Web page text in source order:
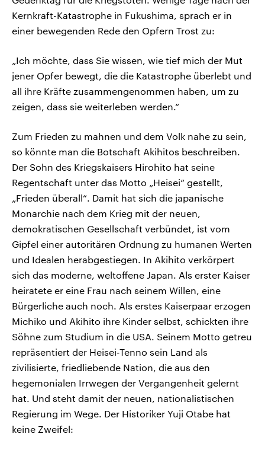
Kernkraft-Katastrophe in Fukushima, sprach er in
einer bewegenden Rede den Opfern Trost zu:
„Ich möchte, dass Sie wissen, wie tief mich der Mut
jener Opfer bewegt, die die Katastrophe überlebt und
all ihre Kräfte zusammengenommen haben, um zu
zeigen, dass sie weiterleben werden.“
Zum Frieden zu mahnen und dem Volk nahe zu sein,
so könnte man die Botschaft Akihitos beschreiben.
Der Sohn des Kriegskaisers Hirohito hat seine
Regentschaft unter das Motto „Heisei“ gestellt,
„Frieden überall“. Damit hat sich die japanische
Monarchie nach dem Krieg mit der neuen,
demokratischen Gesellschaft verbündet, ist vom
Gipfel einer autoritären Ordnung zu humanen Werten
und Idealen herabgestiegen. In Akihito verkörpert
sich das moderne, weltoffene Japan. Als erster Kaiser
heiratete er eine Frau nach seinem Willen, eine
Bürgerliche auch noch. Als erstes Kaiserpaar erzogen
Michiko und Akihito ihre Kinder selbst, schickten ihre
Söhne zum Studium in die USA. Seinem Motto getreu
repräsentiert der Heisei-Tenno sein Land als
zivilisierte, friedliebende Nation, die aus den
hegemonialen Irrwegen der Vergangenheit gelernt
hat. Und steht damit der neuen, nationalistischen
Regierung im Wege. Der Historiker Yuji Otabe hat
keine Zweifel: